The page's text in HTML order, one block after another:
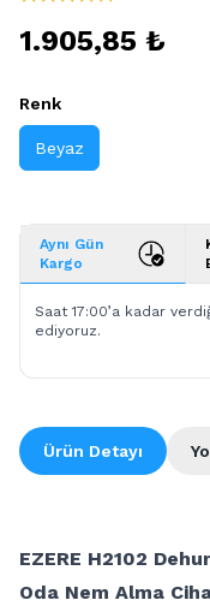
1.905,85 ₺
Renk
Beyaz
Aynı Gün
Kargo
Saat 17:00’a kadar
ediyoruz.
Ürün Detayı
EZERE H2102
Oda Nem Alma